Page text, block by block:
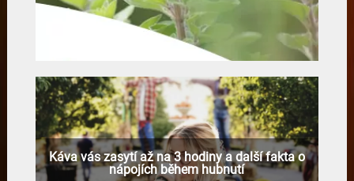
Káva vás zasytí až na 3 hodiny a další fakta o
nápojích během hubnutí